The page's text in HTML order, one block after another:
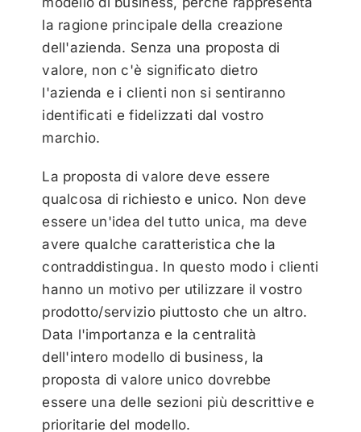
la ragione principale della creazione
dell'azienda. Senza una proposta di
valore, non c'è significato dietro
l'azienda e i clienti non si sentiranno
identificati e fidelizzati dal vostro
marchio.
La proposta di valore deve essere
qualcosa di richiesto e unico. Non deve
essere un'idea del tutto unica, ma deve
avere qualche caratteristica che la
contraddistingua. In questo modo i clienti
hanno un motivo per utilizzare il vostro
prodotto/servizio piuttosto che un altro.
Data l'importanza e la centralità
dell'intero modello di business, la
proposta di valore unico dovrebbe
essere una delle sezioni più descrittive e
prioritarie del modello.